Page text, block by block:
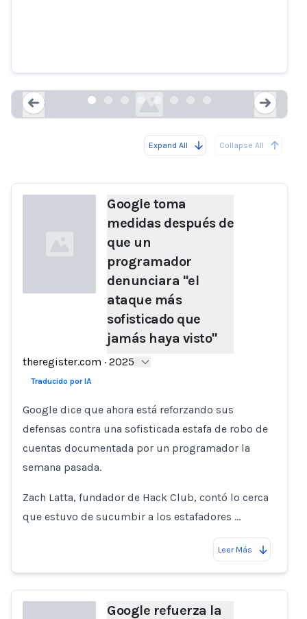
Expand All Collapse All
Google toma
medidas después de
que un
programador
denunciara "el
ataque más
sofisticado que
jamás haya visto"
theregister.com · 2025
Traducido por IA
Google dice que ahora está reforzando sus
defensas contra una sofisticada estafa de robo de
cuentas documentada por un programador la
semana pasada.
Zach Latta, fundador de Hack Club, contó lo cerca
que estuvo de sucumbir a los estafadores …
Leer Más
Google refuerza la